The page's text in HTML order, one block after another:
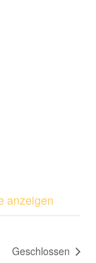
anzeigen
Geschlossen